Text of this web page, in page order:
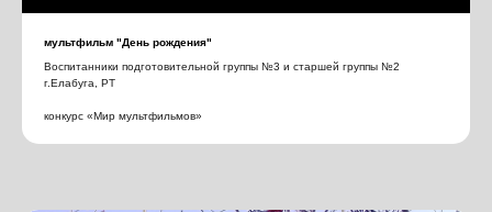
мультфильм "День рождения"
Воспитанники подготовительной группы №3 и старшей группы №2
г.Елабуга, РТ
конкурс «Мир мультфильмов»